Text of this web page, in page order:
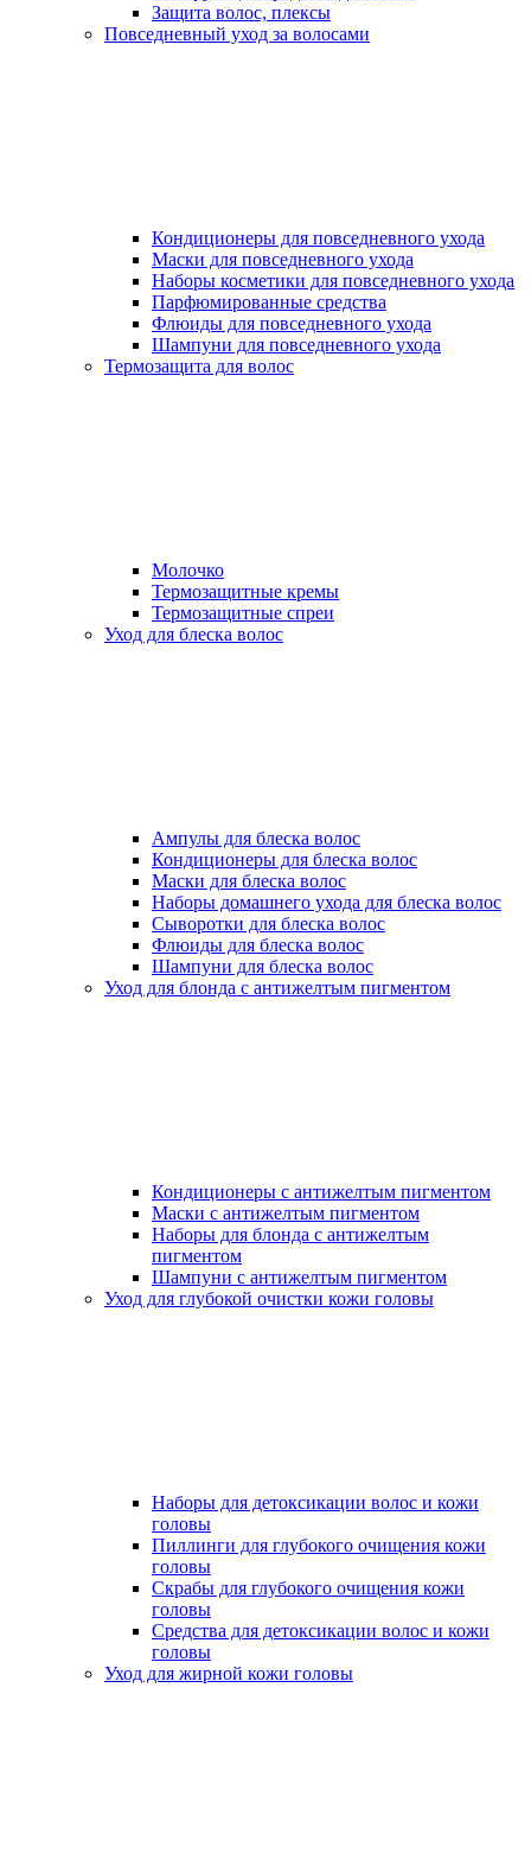
Защита волос, плексы
Повседневный уход за волосами
Кондиционеры для повседневного ухода
Маски для повседневного ухода
Наборы косметики для повседневного ухода
Парфюмированные средства
Флюиды для повседневного ухода
Шампуни для повседневного ухода
Термозащита для волос
Молочко
Термозащитные кремы
Термозащитные спреи
Уход для блеска волос
Ампулы для блеска волос
Кондиционеры для блеска волос
Маски для блеска волос
Наборы домашнего ухода для блеска волос
Сыворотки для блеска волос
Флюиды для блеска волос
Шампуни для блеска волос
Уход для блонда с антижелтым пигментом
Кондиционеры с антижелтым пигментом
Маски с антижелтым пигментом
Наборы для блонда с антижелтым
пигментом
Шампуни с антижелтым пигментом
Уход для глубокой очистки кожи головы
Наборы для детоксикации волос и кожи
головы
Пиллинги для глубокого очищения кожи
головы
Скрабы для глубокого очищения кожи
головы
Средства для детоксикации волос и кожи
головы
Уход для жирной кожи головы